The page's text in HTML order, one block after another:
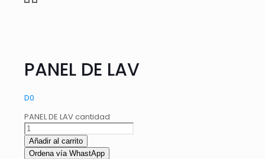
PANEL DE LAV
D0
PANEL DE LAV cantidad
Añadir al carrito
Ordena vía WhastApp